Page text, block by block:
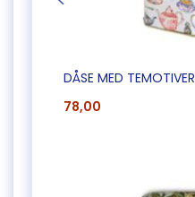
DÅSE MED TEMOTIVER
78,00